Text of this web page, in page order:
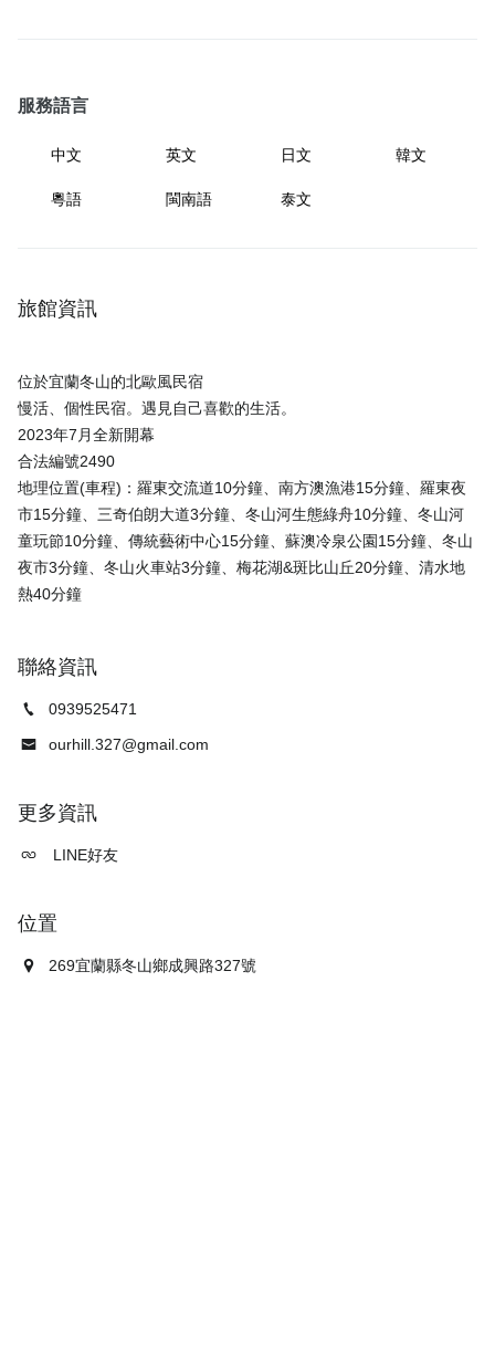
服務語言
中文 英文 日文 韓文
粵語 閩南語 泰文
旅館資訊
位於宜蘭冬山的北歐風民宿
慢活、個性民宿。遇見自己喜歡的生活。
2023年7月全新開幕
合法編號2490
地理位置(車程)：羅東交流道10分鐘、南方澳漁港15分鐘、羅東夜
市15分鐘、三奇伯朗大道3分鐘、冬山河生態綠舟10分鐘、冬山河
童玩節10分鐘、傳統藝術中心15分鐘、蘇澳冷泉公園15分鐘、冬山
夜市3分鐘、冬山火車站3分鐘、梅花湖&斑比山丘20分鐘、清水地
聯絡資訊
0939525471
ourhill.327@gmail.com
更多資訊
LINE好友
位置
269宜蘭縣冬山鄉成興路327號